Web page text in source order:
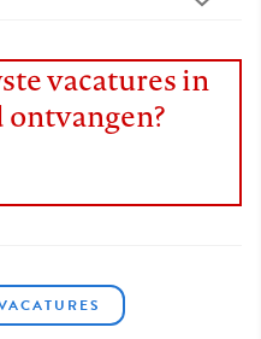
vacatures in